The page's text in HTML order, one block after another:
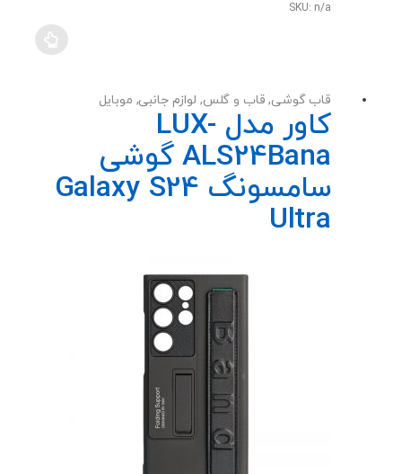
SKU: n/a
قاب گوشی, قاب و گلس, لوازم جانبی, موبایل
کاور مدل LUX-
ALS24Bana گوشی
سامسونگ Galaxy S24
Ultra